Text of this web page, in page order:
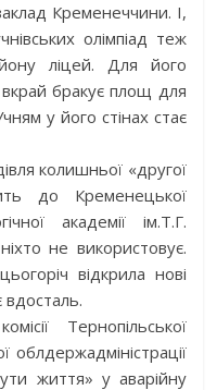
Кременеччини. І,
олімпіад теж
ліцей. Для його
бракує площ для
у його стінах стає
колишньої «другої
до Кременецької
академії ім.Т.Г.
не використовує.
відкрила нові
вдосталь.
Тернопільської
облдержадміністрації
життя» у аварійну